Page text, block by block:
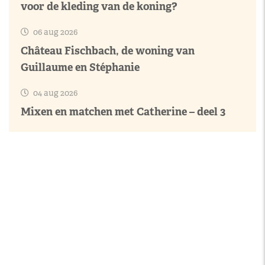
voor de kleding van de koning?
06 aug 2026
Château Fischbach, de woning van
Guillaume en Stéphanie
04 aug 2026
Mixen en matchen met Catherine – deel 3